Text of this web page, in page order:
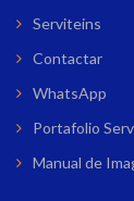
Serviteins
Contactar
WhatsApp
Portafolio
Manual de